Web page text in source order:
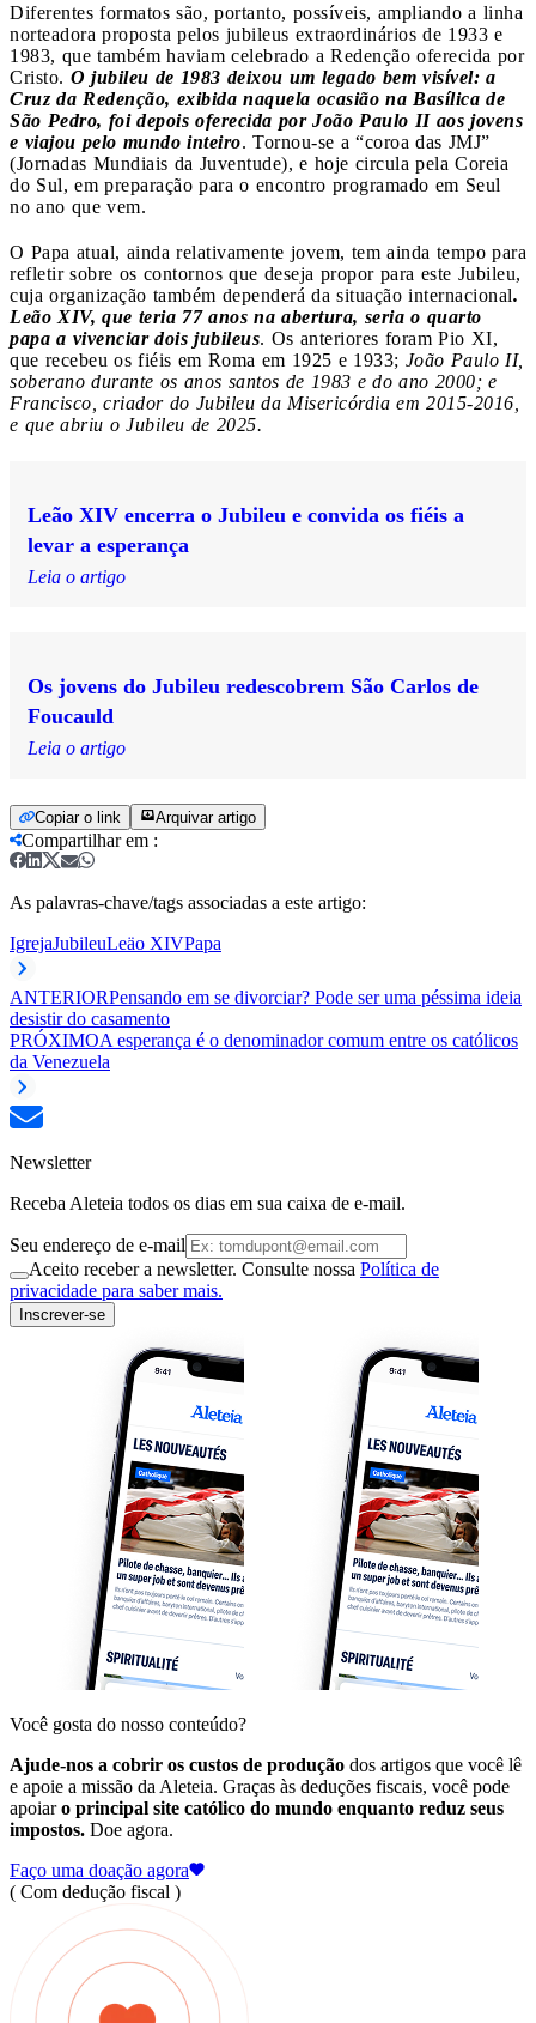
Diferentes formatos são, portanto, possíveis, ampliando a linha
norteadora proposta pelos jubileus extraordinários de 1933 e
1983, que também haviam celebrado a Redenção oferecida por
Cristo. O jubileu de 1983 deixou um legado bem visível: a
Cruz da Redenção, exibida naquela ocasião na Basílica de
São Pedro, foi depois oferecida por João Paulo II aos jovens
e viajou pelo mundo inteiro. Tornou-se a “coroa das JMJ”
(Jornadas Mundiais da Juventude), e hoje circula pela Coreia
do Sul, em preparação para o encontro programado em Seul
no ano que vem.
O Papa atual, ainda relativamente jovem, tem ainda tempo para
refletir sobre os contornos que deseja propor para este Jubileu,
cuja organização também dependerá da situação internacional.
Leão XIV, que teria 77 anos na abertura, seria o quarto
papa a vivenciar dois jubileus. Os anteriores foram Pio XI,
que recebeu os fiéis em Roma em 1925 e 1933; João Paulo II,
soberano durante os anos santos de 1983 e do ano 2000; e
Francisco, criador do Jubileu da Misericórdia em 2015-2016,
e que abriu o Jubileu de 2025.
Leão XIV encerra o Jubileu e convida os fiéis a
levar a esperança
Leia o artigo
Os jovens do Jubileu redescobrem São Carlos de
Foucauld
Leia o artigo
Copiar o link Arquivar artigo
Compartilhar em :
As palavras-chave/tags associadas a este artigo:
IgrejaJubileuLeäo XIVPapa
ANTERIORPensando em se divorciar? Pode ser uma péssima ideia
desistir do casamento
PRÓXIMOA esperança é o denominador comum entre os católicos
da Venezuela
Newsletter
Receba Aleteia todos os dias em sua caixa de e-mail.
Seu endereço de e-mail
Aceito receber a newsletter. Consulte nossa Política de
privacidade para saber mais.
Inscrever-se
Você gosta do nosso conteúdo?
Ajude-nos a cobrir os custos de produção dos artigos que você lê
e apoie a missão da Aleteia. Graças às deduções fiscais, você pode
apoiaro principal site católico do mundo enquanto reduz seus
impostos. Doe agora.
Faço uma doação agora
( Com dedução fiscal )